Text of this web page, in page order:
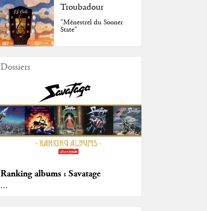
Troubadour
"Ménestrel du Sooner
State"
Dossiers
Ranking albums : Savatage
...